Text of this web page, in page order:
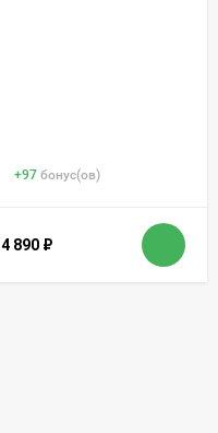
+97 бонус(ов)
4 890 ₽